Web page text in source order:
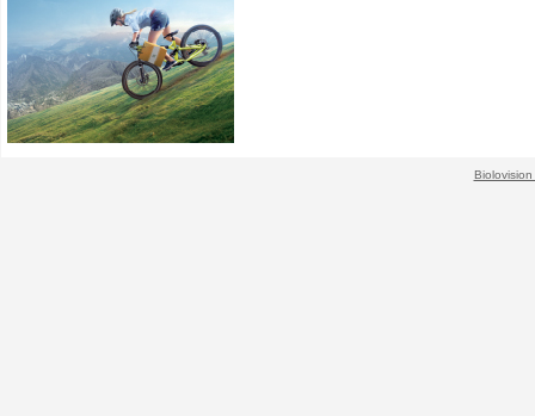
Biolovision